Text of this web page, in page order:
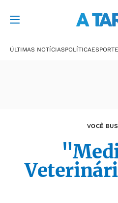
ÚLTIMAS NOTÍCIASPOLÍTICA
VOCÊ